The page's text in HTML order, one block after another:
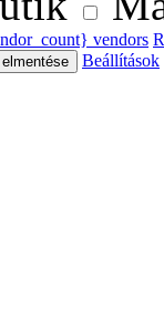
vendors
Beállítások